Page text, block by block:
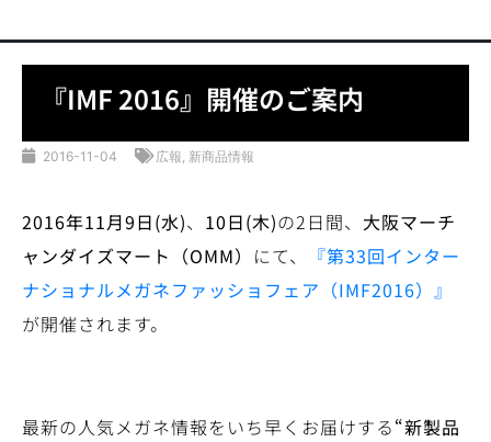
『IMF 2016』開催のご案内
2016-11-04 広報, 新商品情報
2016年11月9日(水)、 10日(木)の2日間、 大阪マーチ
ャンダイズマート（OMM） にて、 『第33回インター
ナショナルメガネファッショフェア（IMF2016）』
が開催されます。
最新の人気メガネ情報をいち早くお届けする“新製品